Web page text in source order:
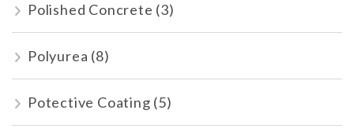
Polished Concrete (3)
Polyurea (8)
Potective Coating (5)